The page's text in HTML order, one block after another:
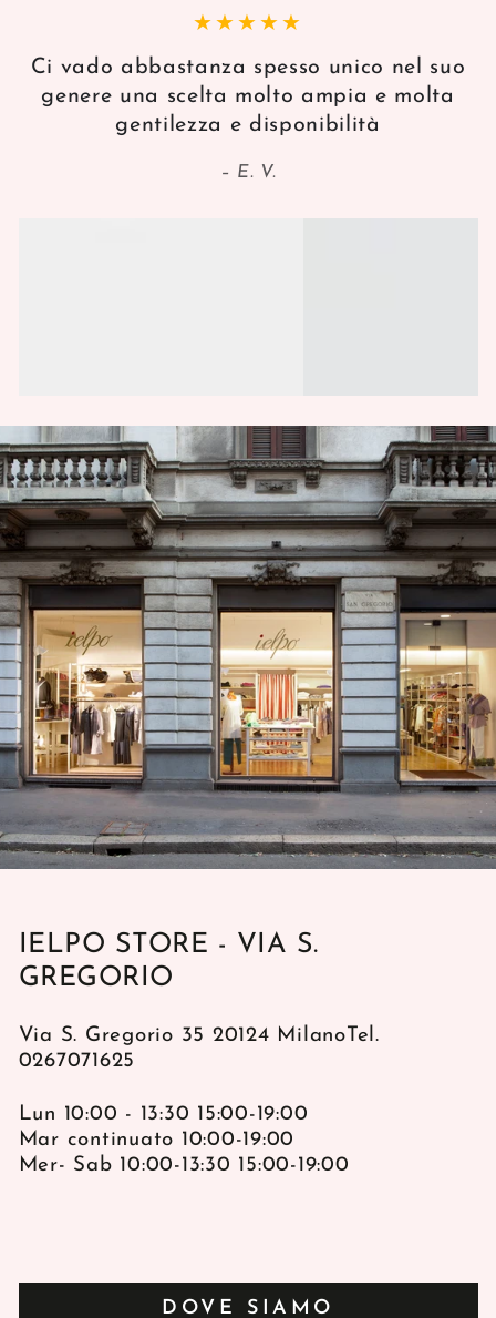
Ci vado abbastanza spesso unico nel suo
genere una scelta molto ampia e molta
gentilezza e disponibilità
E. V.
IELPO STORE - VIA S.
GREGORIO
Via S. Gregorio 35 20124 MilanoTel.
0267071625
Lun 10:00 - 13:30 15:00-19:00
Mar continuato 10:00-19:00
Mer- Sab 10:00-13:30 15:00-19:00
DOVE SIAMO